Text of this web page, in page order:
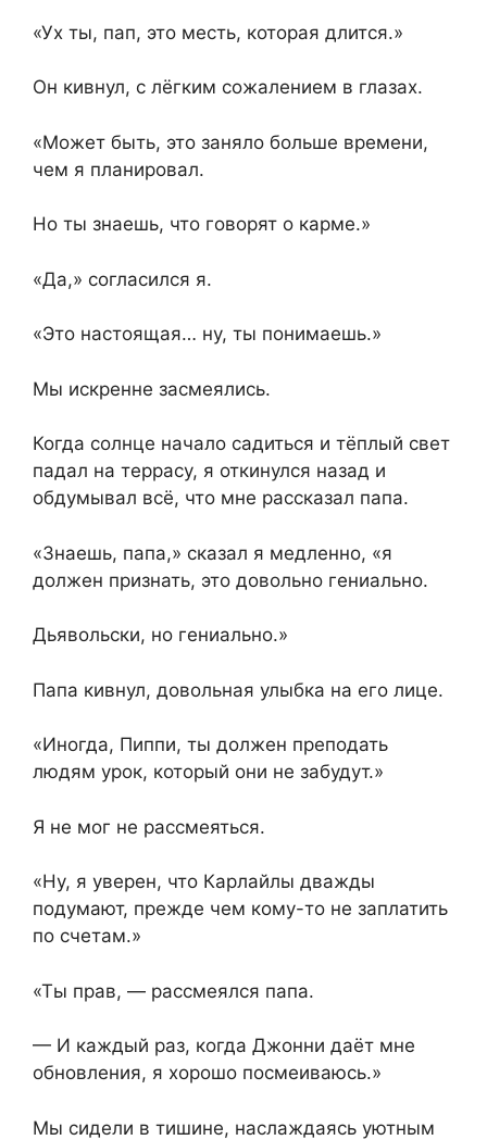
«Ух ты, пап, это месть, которая длится.»
Он кивнул, с лёгким сожалением в глазах.
«Может быть, это заняло больше времени,
чем я планировал.
Но ты знаешь, что говорят о карме.»
«Да,» согласился я.
«Это настоящая… ну, ты понимаешь.»
Мы искренне засмеялись.
Когда солнце начало садиться и тёплый свет
падал на террасу, я откинулся назад и
обдумывал всё, что мне рассказал папа.
«Знаешь, папа,» сказал я медленно, «я
должен признать, это довольно гениально.
Дьявольски, но гениально.»
Папа кивнул, довольная улыбка на его лице.
«Иногда, Пиппи, ты должен преподать
людям урок, который они не забудут.»
Я не мог не рассмеяться.
«Ну, я уверен, что Карлайлы дважды
подумают, прежде чем кому-то не заплатить
по счетам.»
«Ты прав, — рассмеялся папа.
— И каждый раз, когда Джонни даёт мне
обновления, я хорошо посмеиваюсь.»
Мы сидели в тишине, наслаждаясь уютным